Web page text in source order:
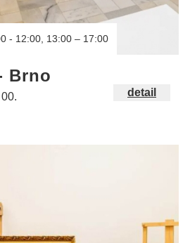
- 12:00, 13:00 – 17:00
Brno
detail